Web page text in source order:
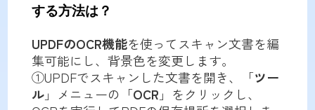
する方法は？
UPDFのOCR機能を使ってスキャン文書を編
集可能にし、背景色を変更します。
①UPDFでスキャンした文書を開き、「ツー
ル」メニューの「OCR 」をクリックし、